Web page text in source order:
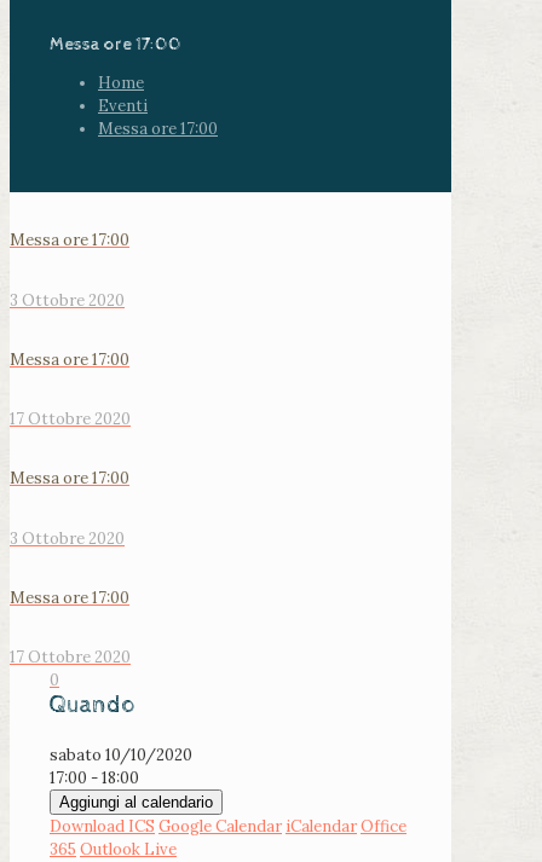
Messa ore 17:00
Home
Eventi
Messa ore 17:00
Messa ore 17:00
3 Ottobre 2020
Messa ore 17:00
17 Ottobre 2020
Messa ore 17:00
3 Ottobre 2020
Messa ore 17:00
17 Ottobre 2020
0
Quando
sabato 10/10/2020
17:00 - 18:00
Aggiungi al calendario
Download ICS Google Calendar iCalendarOffice
365 Outlook Live